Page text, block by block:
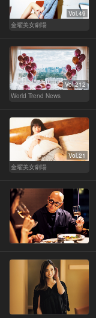
Vol.49
金曜美女劇場
Vol.212
World Trend News
Vol.21
金曜美女劇場